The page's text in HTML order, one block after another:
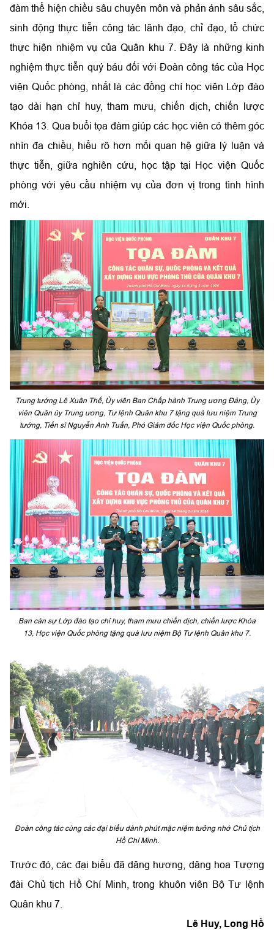
đàm thể hiện chiều sâu chuyên môn và phản ánh sâu sắc,
sinh động thực tiễn công tác lãnh đạo, chỉ đạo, tổ chức
thực hiện nhiệm vụ của Quân khu 7. Đây là những kinh
nghiệm thực tiễn quý báu đối với Đoàn công tác của Học
viện Quốc phòng, nhất là các đồng chí học viên Lớp đào
tạo dài hạn chỉ huy, tham mưu, chiến dịch, chiến lược
Khóa 13. Qua buổi tọa đàm giúp các học viên có thêm góc
nhìn đa chiều, hiểu rõ hơn mối quan hệ giữa lý luận và
thực tiễn, giữa nghiên cứu, học tập tại Học viện Quốc
phòng với yêu cầu nhiệm vụ của đơn vị trong tình hình
mới.
Trung tướng Lê Xuân Thế, Ủy viên Ban Chấp hành Trung ương Đảng, Ủy
viên Quân ủy Trung ương, Tư lệnh Quân khu 7 tặng quà lưu niệm Trung
tướng, Tiến sĩ Nguyễn Anh Tuấn, Phó Giám đốc Học viện Quốc phòng.
Ban cán sự Lớp đào tạo chỉ huy, tham mưu chiến dịch, chiến lược Khóa
13, Học viện Quốc phòng tặng quà lưu niệm Bộ Tư lệnh Quân khu 7.
Đoàn công tác cùng các đại biểu dành phút mặc niệm tưởng nhớ Chủ tịch
Hồ Chí Minh.
Trước đó, các đại biểu đã dâng hương, dâng hoa Tượng
đài Chủ tịch Hồ Chí Minh, trong khuôn viên Bộ Tư lệnh
Quân khu 7.
Lê Huy, Long Hồ